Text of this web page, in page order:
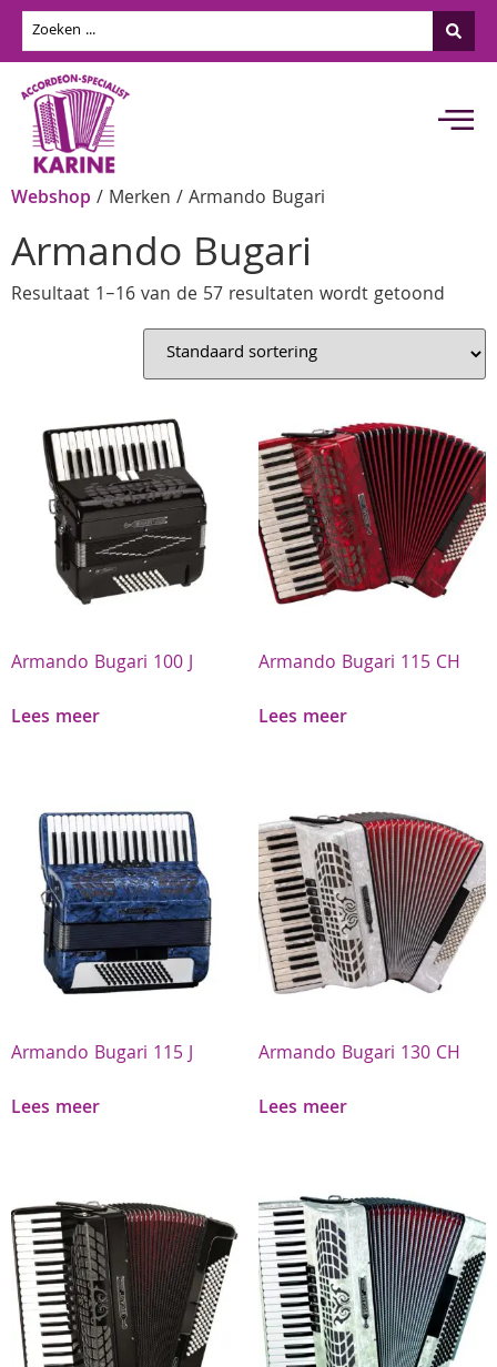
Webshop / Merken / Armando Bugari
Armando Bugari
Resultaat 1–16 van de 57 resultaten wordt getoond
Armando Bugari 100 J
Lees meer
Armando Bugari 115 CH
Lees meer
Armando Bugari 115 J
Lees meer
Armando Bugari 130 CH
Lees meer